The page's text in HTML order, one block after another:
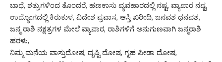
ಬಾಧೆ, ಶತ್ರುಗಳಿಂದ ತೊಂದರೆ, ಹಣಕಾಸು ವ್ಯವಹಾರದಲ್ಲಿ ನಷ್ಟ, ವ್ಯಾಪಾರ ನಷ್ಟ,
ಉದ್ಯೋಗದಲ್ಲಿ ಕಿರುಕುಳ, ವಿದೇಶ ಪ್ರವಾಸ, ಆಸ್ತಿ ಖರೀದಿ, ಜನವಶ ಧನವಶ,
ಜನ್ಮ ರಾಶಿ ನಕ್ಷತ್ರಗಳ ಮೇಲೆ ವ್ಯಾಪಾರ, ರಾಶಿಗಳಿಗೆ ಅನುಗುಣವಾಗಿ ಜನ್ಮರಾಶಿ
ಹರಳು,
ನಿಮ್ಮ ಮನೆಯ ವಾಸ್ತುದೋಷ, ದೃಷ್ಟಿ ದೋಷ, ಗೃಹ ಪೀಡಾ ದೋಷ,